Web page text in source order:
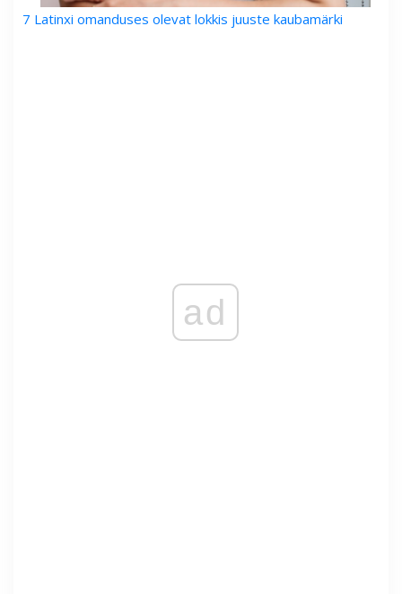
7 Latinxi omanduses olevat lokkis juuste kaubamärki
ad